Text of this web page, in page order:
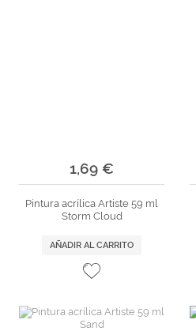
1,69 €
Pintura acrílica Artiste 59 ml
Storm Cloud
AÑADIR AL CARRITO